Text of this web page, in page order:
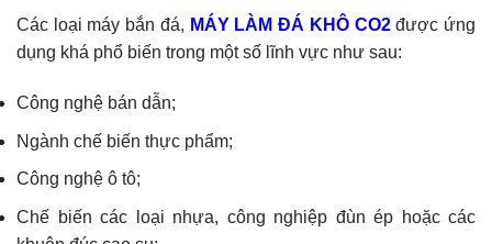
Các loại máy bắn đá, MÁY LÀM ĐÁ KHÔ CO2được ứng
dụng khá phổ biến trong một số lĩnh vực như sau:
Công nghệ bán dẫn;
Ngành chế biến thực phẩm;
Công nghệ ô tô;
Chế biến các loại nhựa, công nghiệp đùn ép hoặc các